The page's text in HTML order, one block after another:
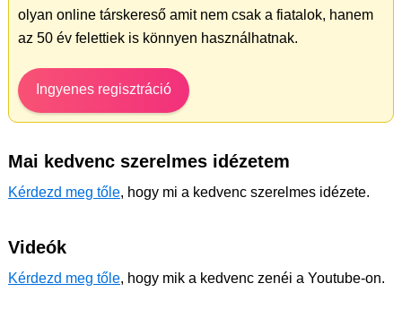
olyan online társkereső amit nem csak a fiatalok, hanem
az 50 év felettiek is könnyen használhatnak.
Ingyenes regisztráció
Mai kedvenc szerelmes idézetem
Kérdezd meg tőle, hogy mi a kedvenc szerelmes idézete.
Videók
Kérdezd meg tőle, hogy mik a kedvenc zenéi a Youtube-on.